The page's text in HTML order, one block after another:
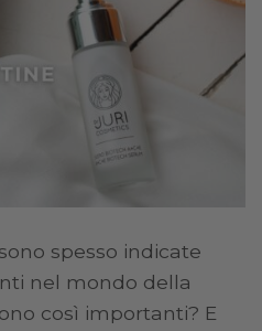
spesso indicate
nel mondo della
così importanti? E